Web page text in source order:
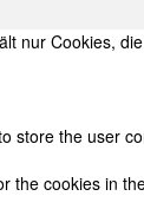
nur Cookies,
store the user
the cookies in